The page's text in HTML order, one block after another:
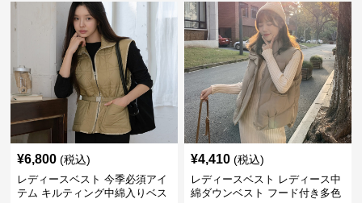
¥6,800 (税込)
レディースベスト 今季必須アイ
テム キルティング中綿入りベス
¥4,410 (税込)
レディースベスト レディース中
綿ダウンベスト フード付き多色